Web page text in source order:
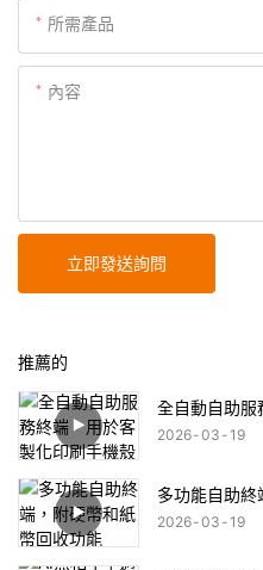
所需產品
內容
立即發送詢問
推薦的
全自動自助服
2026 03 19
多功能自助
2026 03 19